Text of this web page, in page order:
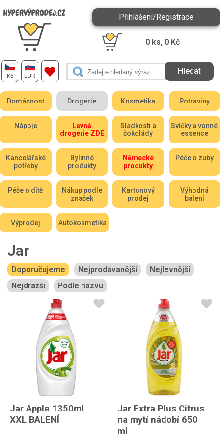
Kč EUR
Přihlášení/Registrace
0 ks, 0 Kč
Domácnost Drogerie Kosmetika Potraviny
Nápoje
Levná
drogerie ZDE
Sladkosti a
čokolády
Svíčky a vonné
essence
Kancelářské
potřeby
Bylinné
produkty
Německé
produkty
Péče o zuby
Péče o dítě
Nákup podle
značek
Kartonový
prodej
Výhodná
balení
Výprodej Autokosmetika
Jar
Doporučujeme Nejprodávanější
Nejlevnější
Nejdražší
Podle názvu
Jar Apple 1350ml
XXL BALENÍ
Jar Extra Plus Citrus
na mytí nádobí 650
ml